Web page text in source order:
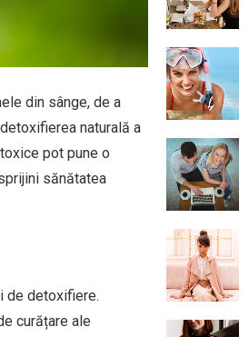
din sânge, de a
naturală a
pot pune o
sănătatea
de detoxifiere.
curățare ale